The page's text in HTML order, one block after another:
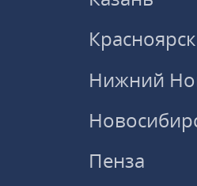
Красноярск
Нижний
Пенза